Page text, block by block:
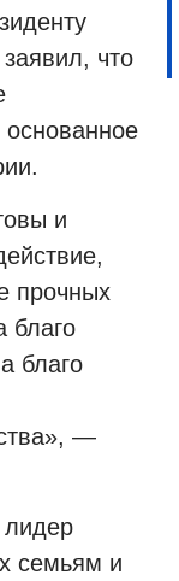
что
основанное
и
прочных
благо
благо
—
лидер
семьям и